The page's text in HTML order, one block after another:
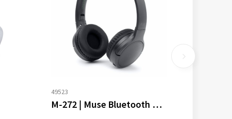
49523
M-272 | Muse Bluetooth Headphones